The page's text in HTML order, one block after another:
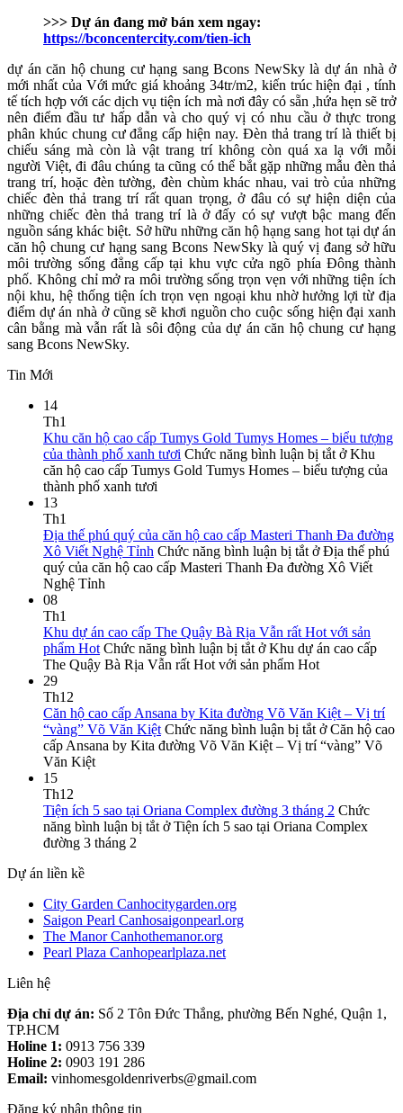
>>> Dự án đang mở bán xem ngay:
https://bconcentercity.com/tien-ich
dự án căn hộ chung cư hạng sang Bcons NewSky là dự án nhà ở
mới nhất của Với mức giá khoảng 34tr/m2, kiến trúc hiện đại , tính
tế tích hợp với các dịch vụ tiện ích mà nơi đây có sẵn ,hứa hẹn sẽ trở
nên điểm đầu tư hấp dẫn và cho quý vị có nhu cầu ở thực trong
phân khúc chung cư đẳng cấp hiện nay. Đèn thả trang trí là thiết bị
chiếu sáng mà còn là vật trang trí không còn quá xa lạ với mỗi
người Việt, đi đâu chúng ta cũng có thể bắt gặp những mẫu đèn thả
trang trí, hoặc đèn tường, đèn chùm khác nhau, vai trò của những
chiếc đèn thả trang trí rất quan trọng, ở đâu có sự hiện diện của
những chiếc đèn thả trang trí là ở đấy có sự vượt bậc mang đến
nguồn sáng khác biệt.​ Sở hữu những căn hộ hạng sang hot tại dự án
căn hộ chung cư hạng sang Bcons NewSky là quý vị đang sở hữu
môi trường sống đẳng cấp tại khu vực cửa ngõ phía Đông thành
phố. Không chỉ mở ra môi trường sống trọn vẹn với những tiện ích
nội khu, hệ thống tiện ích trọn vẹn ngoại khu nhờ hưởng lợi từ địa
điểm dự án nhà ở cũng sẽ khơi nguồn cho cuộc sống hiện đại xanh
cân bằng mà vẫn rất là sôi động của dự án căn hộ chung cư hạng
sang Bcons NewSky.
Tin Mới
14
Th1
Khu căn hộ cao cấp Tumys Gold Tumys Homes – biểu tượng
của thành phố xanh tươi Chức năng bình luận bị tắt ở Khu
căn hộ cao cấp Tumys Gold Tumys Homes – biểu tượng của
thành phố xanh tươi
13
Th1
Địa thế phú quý của căn hộ cao cấp Masteri Thanh Đa đường
Xô Viết Nghệ Tỉnh Chức năng bình luận bị tắt ở Địa thế phú
quý của căn hộ cao cấp Masteri Thanh Đa đường Xô Viết
Nghệ Tỉnh
08
Th1
Khu dự án cao cấp The Quậy Bà Rịa Vẫn rất Hot với sản
phẩm Hot Chức năng bình luận bị tắt ở Khu dự án cao cấp
The Quậy Bà Rịa Vẫn rất Hot với sản phẩm Hot
29
Th12
Căn hộ cao cấp Ansana by Kita đường Võ Văn Kiệt – Vị trí
“vàng” Võ Văn Kiệt Chức năng bình luận bị tắt ở Căn hộ cao
cấp Ansana by Kita đường Võ Văn Kiệt – Vị trí “vàng” Võ
Văn Kiệt
15
Th12
Tiện ích 5 sao tại Oriana Complex đường 3 tháng 2 Chức
năng bình luận bị tắt ở Tiện ích 5 sao tại Oriana Complex
đường 3 tháng 2
Dự án liền kề
City Garden Canhocitygarden.org
Saigon Pearl Canhosaigonpearl.org
The Manor Canhothemanor.org
Pearl Plaza Canhopearlplaza.net
Liên hệ
Địa chỉ dự án: Số 2 Tôn Đức Thắng, phường Bến Nghé, Quận 1,
TP.HCM
Holine 1: 0913 756 339
Holine 2: 0903 191 286
Email: vinhomesgoldenriverbs@gmail.com
Đăng ký nhận thông tin